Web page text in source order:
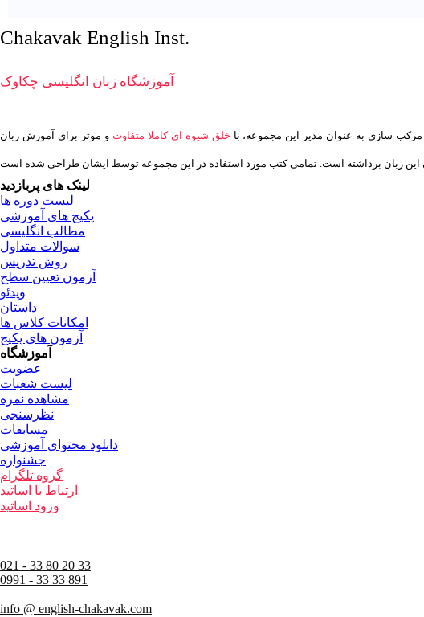
Chakavak English Inst.
آموزشگاه زبان انگلیسی چکاوک
خلق شیوه ای کاملا متفاوتو موثر برای آموزش زبان
لینک های پربازدید
لیست دوره ها
پکیج های آموزشی
مطالب انگلیسی
سوالات متداول
روش تدریس
آزمون تعیین سطح
ویدئو
داستان
امکانات کلاس ها
آزمون های پکیج
آموزشگاه
عضویت
لیست شعبات
مشاهده نمره
نظرسنجی
مسابقات
دانلود محتوای آموزشی
جشنواره
گروه تلگرام
ارتباط با اساتید
ورود اساتید
021 - 33 80 20 33
0991 - 33 33 891
info @ english-chakavak.com